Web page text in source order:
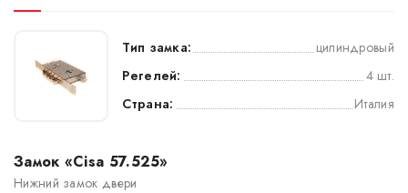
Тип замка:
цилиндровый
Регелей:
4 шт.
Страна:
Италия
Замок «Cisa 57.525»
Нижний замок двери